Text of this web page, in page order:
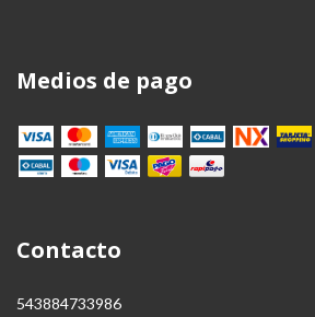
Medios de pago
Contacto
543884733986